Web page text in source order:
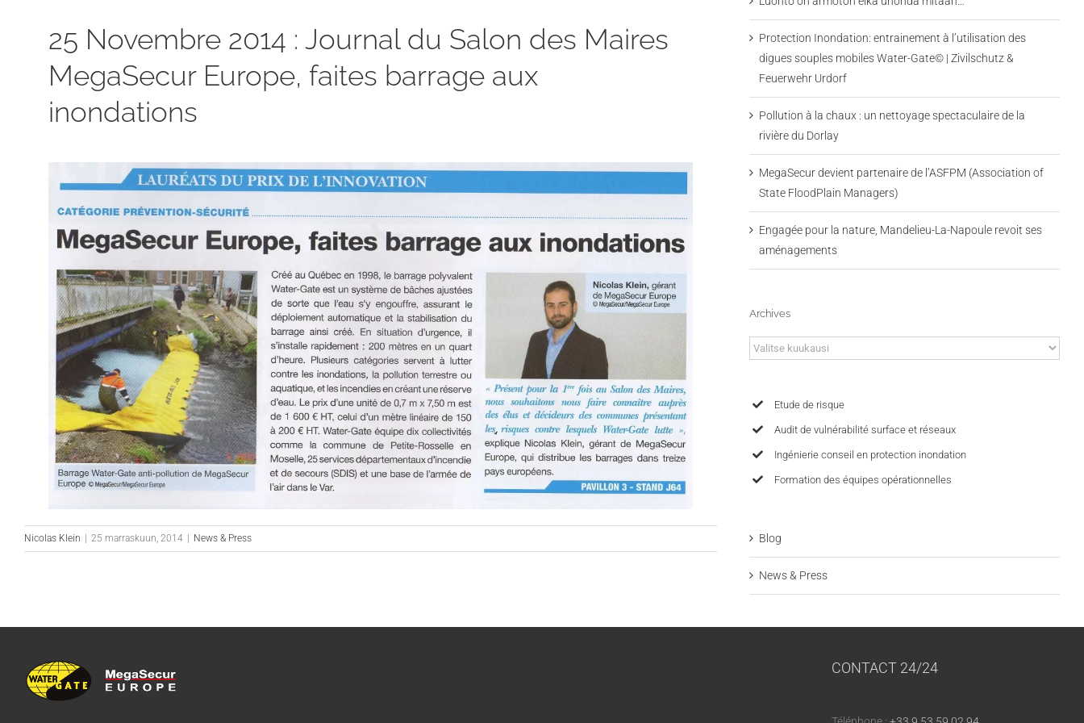
25 Novembre 2014 : Journal du Salon des Maires
MegaSecur Europe, faites barrage aux
inondations
Nicolas Klein | 25 marraskuun, 2014 | News & Press
Protection Inondation: entrainement à l’utilisation des
digues souples mobiles Water-Gate© | Zivilschutz &
Feuerwehr Urdorf
Pollution à la chaux : un nettoyage spectaculaire de la
rivière du Dorlay
MegaSecur devient partenaire de l’ASFPM (Association of
State FloodPlain Managers)
Engagée pour la nature, Mandelieu-La-Napoule revoit ses
aménagements
Archives
Archives
Etude de risque
Audit de vulnérabilité surface et réseaux
Ingénierie conseil en protection inondation
Formation des équipes opérationnelles
Blog
News & Press
CONTACT 24/24